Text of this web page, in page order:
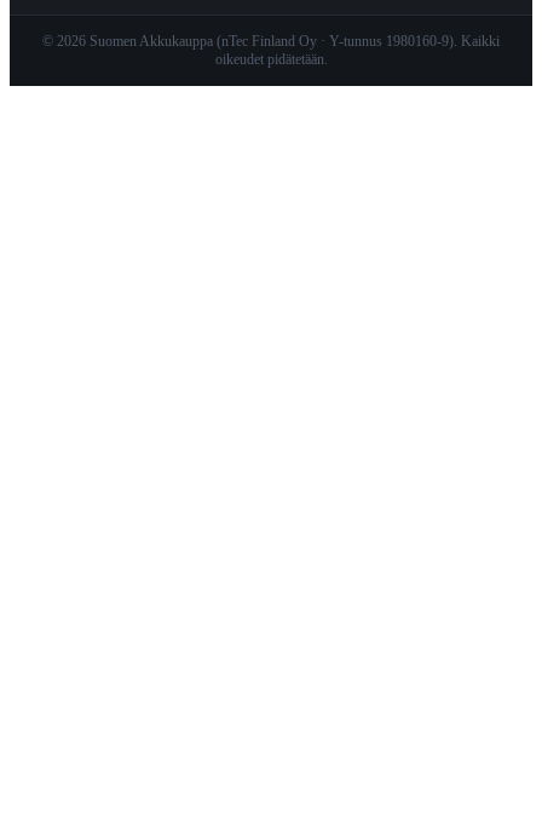
© 2026 Suomen Akkukauppa (nTec Finland Oy · Y-tunnus 1980160-9). Kaikki
oikeudet pidätetään.